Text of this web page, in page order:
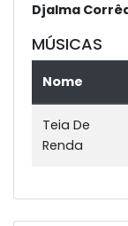
Djalma
MÚSICAS
Nome
Teia De
Renda